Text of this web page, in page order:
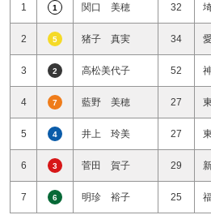
1 1 関口 美穂 32
2 5 猪子 真実 34
3 2 高松美代子 52
4 7 藍野 美穂 27
5 4 井上 玲美 27
6 3 菅田 賀子 29
7 6 明珍 裕子 25